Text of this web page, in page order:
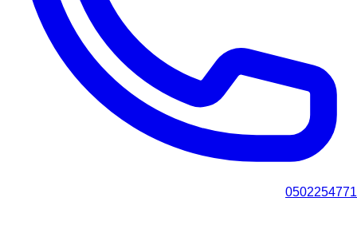
0502254771